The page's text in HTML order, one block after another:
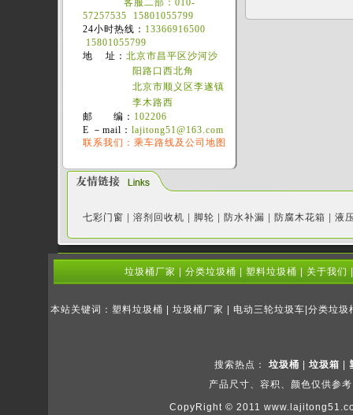
客服二部：010-
57257535 15801055799
24小时热线： 13366916500
15801055799
地 址： 北京市昌平区沙河沙
阳路口西北角
北京市顺义区李遂镇
李木路西
邮 编： 102206
E －mail： lajitong51@163.com
联系我们：乘车路线及公司地图
七彩门窗 溶剂回收机 脚轮 防水补漏 防腐木花箱 液
垃圾桶厂家 分类垃圾桶 塑料垃圾桶 关于我们
本站关键词：塑料垃圾桶 | 垃圾桶厂家 | 电动三轮垃圾车|分类垃
搜索热点：垃圾桶 |垃圾箱 |
产品尺寸、容积、颜色仅供参
CopyRight © 2011